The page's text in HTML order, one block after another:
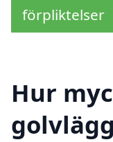
förpliktelser
Hur